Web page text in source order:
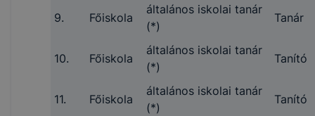
9. Főiskola
általános iskolai tanár
(*)
Tanár
10. Főiskola
általános iskolai tanár
(*)
Tanító
11. Főiskola
általános iskolai tanár
(*)
Tanító